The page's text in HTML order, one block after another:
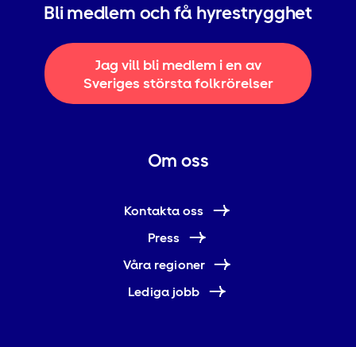
Bli medlem och få hyrestrygghet
Jag vill bli medlem i en av
Sveriges största folkrörelser
Om oss
Kontakta oss
Press
Våra regioner
Lediga jobb